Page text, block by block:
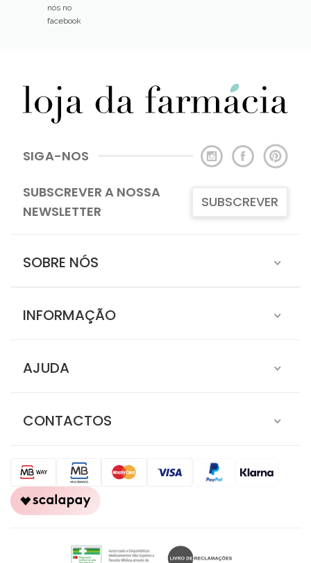
nós no
facebook
SIGA-NOS
SUBSCREVER A NOSSA
NEWSLETTER
SUBSCREVER
SOBRE NÓS
INFORMAÇÃO
AJUDA
CONTACTOS